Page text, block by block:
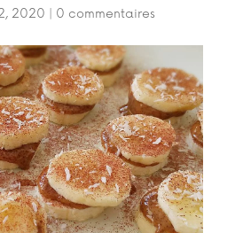
2020 0 commentaires